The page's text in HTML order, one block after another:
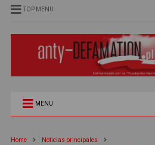
TOP MENU
MENU
Home
Noticias principales